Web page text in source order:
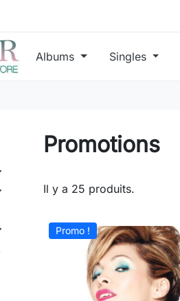
Albums Singles
Promotions
Il y a 25 produits.
Promo !